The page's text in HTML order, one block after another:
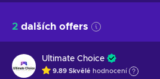
2 dalších offers
Ultimate Choice
9.89 Skvělé hodnocení